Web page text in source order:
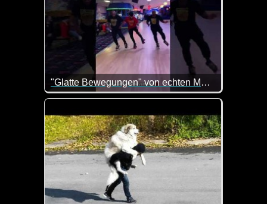
"Glatte Bewegungen" von echten Menschen abgezogen